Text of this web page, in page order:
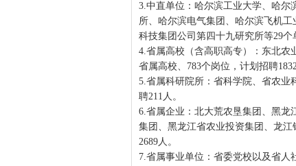
3.中直单位：哈尔滨工业大学、哈尔
所、哈尔滨电气集团、哈尔滨飞机
科技集团公司第四十九研究所等29个
4.省属高校（含高职高专）：东北农
省属高校、783个岗位，计划招聘1832
5.省属科研院所：省科学院、省农业
聘211人。
6.省属企业：北大荒农垦集团、黑龙
集团、黑龙江省农业投资集团、龙
2689人。
7.省属事业单位：省委党校以及省人